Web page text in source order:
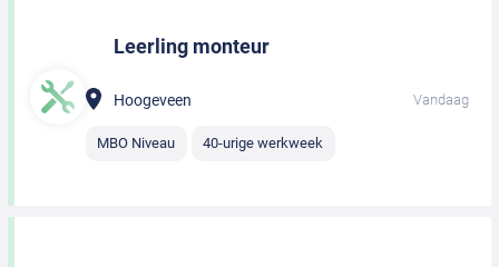
Leerling monteur
Hoogeveen Vandaag
MBO Niveau 40-urige werkweek